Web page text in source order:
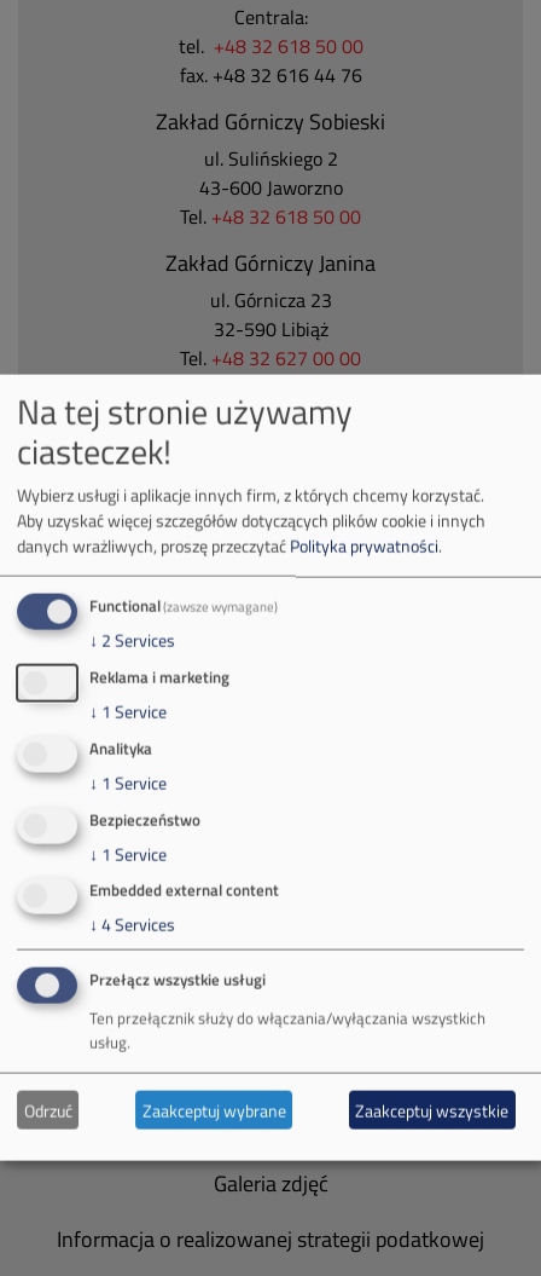
Centrala:
tel. +48 32 618 50 00
fax. +48 32 616 44 76
Zakład Górniczy Sobieski
ul. Sulińskiego 2
43-600 Jaworzno
Tel. +48 32 618 50 00
Zakład Górniczy Janina
ul. Górnicza 23
32-590 Libiąż
Tel. +48 32 627 00 00
Zakład Górniczy Brzeszcze
Kościuszki 1
tel.+48 32 716 53 00
Kontakt dla mediów:
(poniedziałek-piątek 7:00-15:00)
Władze spółki
Spółka Południowy Koncern Węglowy
Zakład Górniczy Brzeszcze
Zakład Górniczy Janina
Zakład Górniczy Sobieski
Galeria zdjęć
Informacja o realizowanej strategii podatkowej
Na tej stronie używamy
ciasteczek!
Wybierz usługi i aplikacje innych firm, z których chcemy korzystać.
Aby uzyskać więcej szczegółów dotyczących plików cookie i innych
danych wrażliwych, proszę przeczytaćPolityka prywatności.
Functional(zawsze wymagane)
↓ 2Services
Reklama i marketing
↓ 1 Service
Analityka
↓ 1 Service
Bezpieczeństwo
↓ 1 Service
Embedded external content
↓ 4Services
Przełącz wszystkie usługi
Ten przełącznik służy do włączania/wyłączania wszystkich
usług.
Odrzuć Zaakceptuj wybrane Zaakceptuj wszystkie